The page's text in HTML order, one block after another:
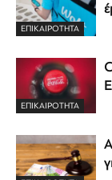
ΕΠΙΚΑΙΡΟΤΗΤΑ
ΕΠΙΚΑΙΡΟΤΗΤΑ